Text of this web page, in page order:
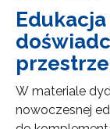
W materiale
nowoczesnej